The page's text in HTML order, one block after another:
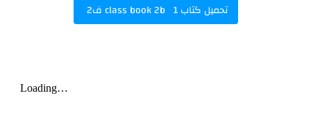
تحميل كتاب class book 2b 1 ف2